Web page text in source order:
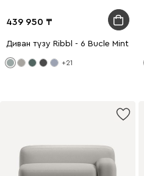
439 950
Диван түзу Ribbl - 6 Bucle Mint
+21